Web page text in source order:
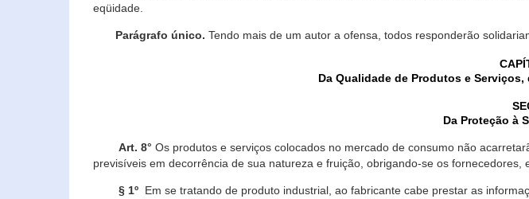
eqüidade.
Parágrafo único. Tendo mais de um autor a ofensa, todos responderão
Da Qualidade de Produtos e
Da Proteção à
Art. 8° Os produtos e serviços colocados no mercado de consumo não
previsíveis em decorrência de sua natureza e fruição, obrigando-se os
§ 1º Em se tratando de produto industrial, ao fabricante cabe prestar as